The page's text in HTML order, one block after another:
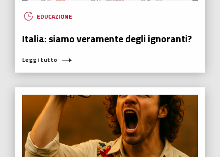
EDUCAZIONE
Italia: siamo veramente degli ignoranti?
Leggi tutto